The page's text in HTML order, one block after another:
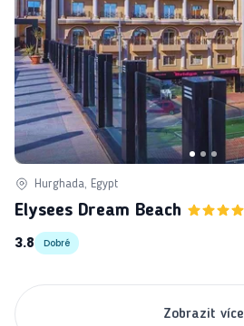
Hurghada, Egypt
Elysees Dream Beach
3.8
Dobré
Zobrazit více